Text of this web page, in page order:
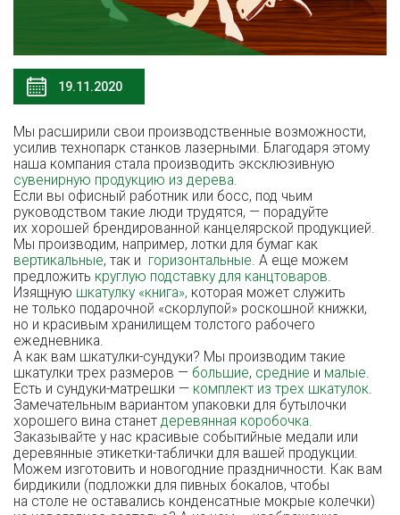
19.11.2020
Мы расширили свои производственные возможности,
усилив технопарк станков лазерными. Благодаря этому
наша компания стала производить эксклюзивную
сувенирную продукцию из дерева.
Если вы офисный работник или босс, под чьим
руководством такие люди трудятся, — порадуйте
их хорошей брендированной канцелярской продукцией.
Мы производим, например, лотки для бумаг как
вертикальные, так и горизонтальные . А еще можем
предложить круглую подставку для канцтоваров
Изящную шкатулку «книга», которая может служить
не только подарочной «скорлупой» роскошной книжки,
но и красивым хранилищем толстого рабочего
ежедневника.
А как вам шкатулки-сундуки? Мы производим такие
шкатулки трех размеров — большие, средние и малые
Есть и сундуки-матрешки — комплект из трех шкатулок
Замечательным вариантом упаковки для бутылочки
хорошего вина станет деревянная коробочка.
Заказывайте у нас красивые событийные медали или
деревянные этикетки-таблички для вашей продукции.
Можем изготовить и новогодние праздничности. Как вам
бирдикили (подложки для пивных бокалов, чтобы
на столе не оставались конденсатные мокрые колечки)